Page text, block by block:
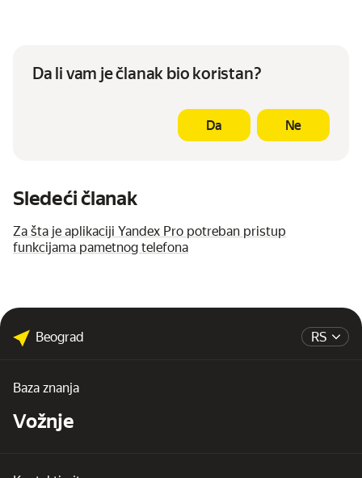
Da li vam je članak bio koristan?
Da Ne
Sledeći članak
Za šta je aplikaciji Yandex Pro potreban pristup
funkcijama pametnog telefona
RS
Beograd
Baza znanja
Vožnje